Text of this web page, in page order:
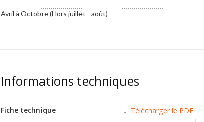
Avril à Octobre (Hors juillet - août)
Informations techniques
Fiche technique
Télécharger le PDF